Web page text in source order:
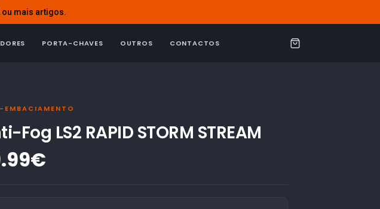
ou mais artigos.
PORTA-CHAVES OUTROS CONTACTOS
C
Fog LS2 RAPID STORM STREAM